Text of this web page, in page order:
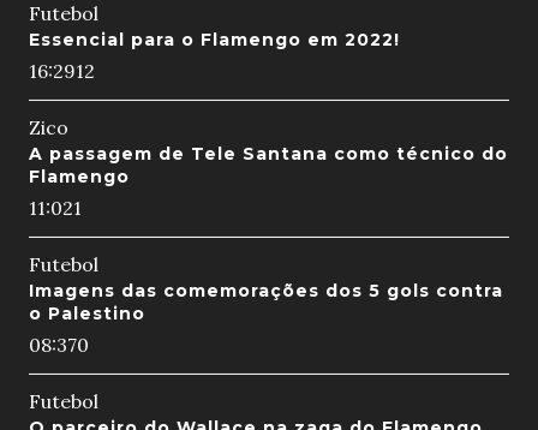
Futebol
Essencial para o Flamengo em 2022!
16:2912
Zico
A passagem de Tele Santana como técnico do
Flamengo
11:021
Futebol
Imagens das comemorações dos 5 gols contra
o Palestino
08:370
Futebol